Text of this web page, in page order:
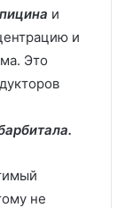
и
и
Это
не